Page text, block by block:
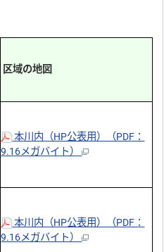
区域の地図
本川内（HP公表用）（PDF：
9.16メガバイト）
本川内（HP公表用）（PDF：
9.16メガバイト）